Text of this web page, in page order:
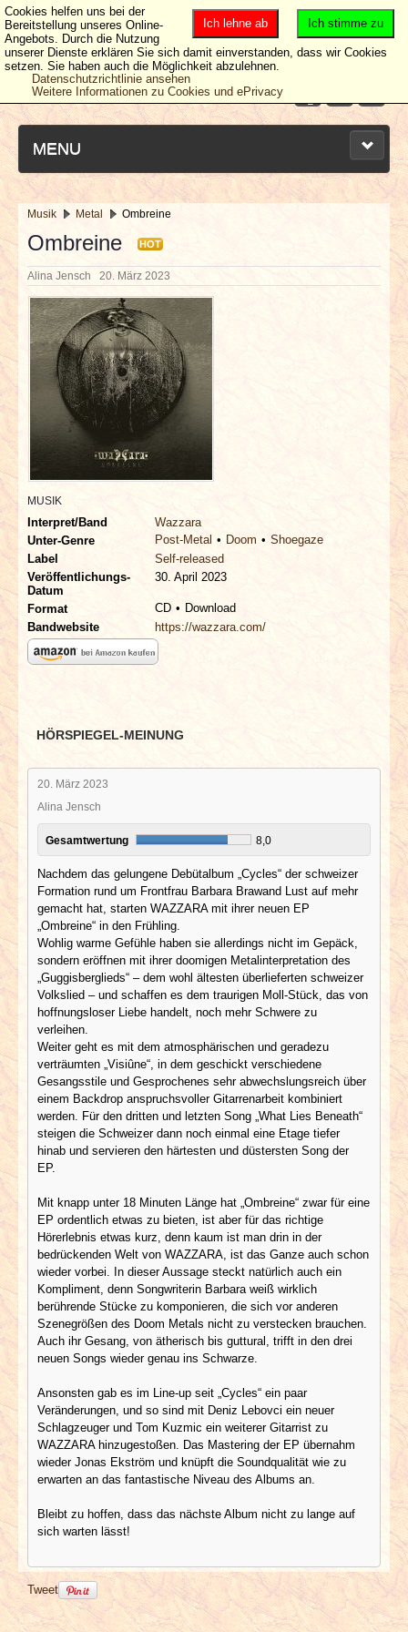
MENU
NEUESTE ARTIKEL
NEWS & DATES
BERICHTE
VERLOSUNGEN
INTERVIEWS
SPECIALS
REDAKTION
LINKS
ARCHIV
Musik Metal Ombreine
Ombreine HOT
Alina Jensch 20. März 2023
MUSIK
Interpret/Band
Wazzara
Unter-Genre
Post-Metal Doom
Shoegaze
Label
Self-released
Veröffentlichungs-
Datum
30. April 2023
Format CD
Download
Bandwebsite
https://wazzara.com/
HÖRSPIEGEL-MEINUNG
20. März 2023
Alina Jensch
Gesamtwertung 8,0
Nachdem das gelungene Debütalbum „Cycles“ der schweizer
Formation rund um Frontfrau Barbara Brawand Lust auf mehr
gemacht hat, starten WAZZARA mit ihrer neuen EP
„Ombreine“ in den Frühling.
Wohlig warme Gefühle haben sie allerdings nicht im Gepäck,
sondern eröffnen mit ihrer doomigen Metalinterpretation des
„Guggisberglieds“ – dem wohl ältesten überlieferten schweizer
Volkslied – und schaffen es dem traurigen Moll-Stück, das von
hoffnungsloser Liebe handelt, noch mehr Schwere zu
verleihen.
Weiter geht es mit dem atmosphärischen und geradezu
verträumten „Visiûne“, in dem geschickt verschiedene
Gesangsstile und Gesprochenes sehr abwechslungsreich über
einem Backdrop anspruchsvoller Gitarrenarbeit kombiniert
werden. Für den dritten und letzten Song „What Lies Beneath“
steigen die Schweizer dann noch einmal eine Etage tiefer
hinab und servieren den härtesten und düstersten Song der
EP.
Mit knapp unter 18 Minuten Länge hat „Ombreine“ zwar für eine
EP ordentlich etwas zu bieten, ist aber für das richtige
Hörerlebnis etwas kurz, denn kaum ist man drin in der
bedrückenden Welt von WAZZARA, ist das Ganze auch schon
wieder vorbei. In dieser Aussage steckt natürlich auch ein
Kompliment, denn Songwriterin Barbara weiß wirklich
berührende Stücke zu komponieren, die sich vor anderen
Szenegrößen des Doom Metals nicht zu verstecken brauchen.
Auch ihr Gesang, von ätherisch bis guttural, trifft in den drei
neuen Songs wieder genau ins Schwarze.
Ansonsten gab es im Line-up seit „Cycles“ ein paar
Veränderungen, und so sind mit Deniz Lebovci ein neuer
Schlagzeuger und Tom Kuzmic ein weiterer Gitarrist zu
WAZZARA hinzugestoßen. Das Mastering der EP übernahm
wieder Jonas Ekström und knüpft die Soundqualität wie zu
erwarten an das fantastische Niveau des Albums an.
Bleibt zu hoffen, dass das nächste Album nicht zu lange auf
sich warten lässt!
Tweet
Ich stimme zu
Ich lehne ab
Cookies helfen uns bei der
Bereitstellung unseres Online-
Angebots. Durch die Nutzung
unserer Dienste erklären Sie sich damit einverstanden, dass wir Cookies
setzen. Sie haben auch die Möglichkeit abzulehnen.
Datenschutzrichtlinie ansehen
Weitere Informationen zu Cookies und ePrivacy